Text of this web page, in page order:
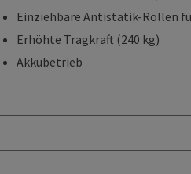
Einziehbare Antistatik-Rollen
Erhöhte Tragkraft (240 kg)
Akkubetrieb